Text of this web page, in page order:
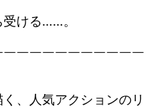
ける……。
￣￣￣￣￣￣￣￣￣￣
、人気アクションのリ